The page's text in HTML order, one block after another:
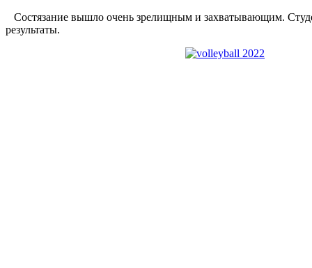
Состязание вышло очень зрелищным и захватывающим.
результаты.